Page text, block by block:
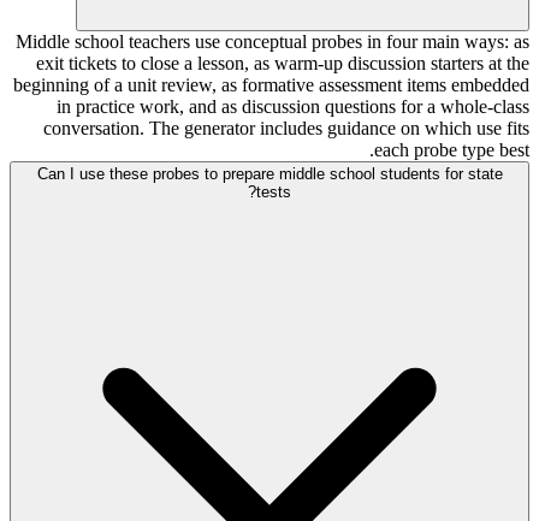
Middle school teachers use conceptual probes in four main ways: as
exit tickets to close a lesson, as warm-up discussion starters at the
beginning of a unit review, as formative assessment items embedded
in practice work, and as discussion questions for a whole-class
conversation. The generator includes guidance on which use fits
each probe type best.
Can I use these probes to prepare middle school students for state
tests?